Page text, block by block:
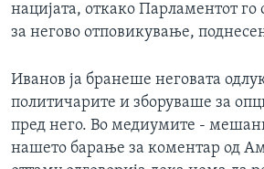
нацијата, откако Парламентот
за негово отповикување,
Иванов ја бранеше неговата
политичарите и зборуваше за
пред него. Во медиумите -
нашето барање за коментар од